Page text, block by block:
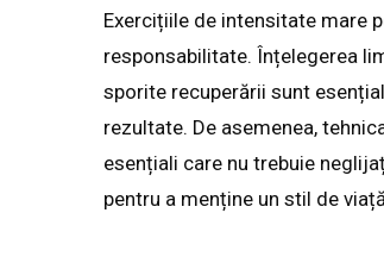
Exercițiile de intensitate mare
responsabilitate. Înțelegerea
sporite recuperării sunt
rezultate. De asemenea,
esențiali care nu trebuie
pentru a menține un stil de